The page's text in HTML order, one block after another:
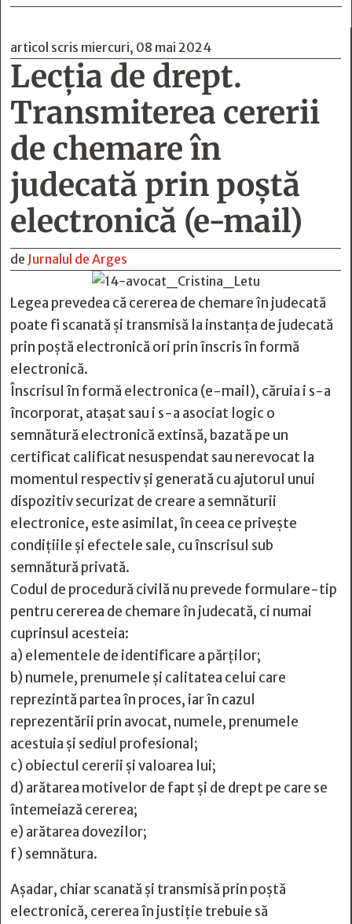
articol scris miercuri, 08 mai 2024
Lecția de drept.
Transmiterea cererii
de chemare în
judecată prin poştă
electronică (e-mail)
de Jurnalul de Arges
Legea prevedea că cererea de chemare în judecată
poate fi scanată și transmisă la instanța de judecată
prin poștă electronică ori prin înscris în formă
electronică.
Înscrisul în formă electronica (e-mail), căruia i s-a
încorporat, atașat sau i s-a asociat logic o
semnătură electronică extinsă, bazată pe un
certificat calificat nesuspendat sau nerevocat la
momentul respectiv și generată cu ajutorul unui
dispozitiv securizat de creare a semnăturii
electronice, este asimilat, în ceea ce privește
condițiile și efectele sale, cu înscrisul sub
semnătură privată.
Codul de procedură civilă nu prevede formulare-tip
pentru cererea de chemare în judecată, ci numai
cuprinsul acesteia:
a) elementele de identificare a părților;
b) numele, prenumele și calitatea celui care
reprezintă partea în proces, iar în cazul
reprezentării prin avocat, numele, prenumele
acestuia și sediul profesional;
c) obiectul cererii și valoarea lui;
d) arătarea motivelor de fapt și de drept pe care se
întemeiază cererea;
e) arătarea dovezilor;
f) semnătura.
Așadar, chiar scanată și transmisă prin poștă
electronică, cererea în justiție trebuie să